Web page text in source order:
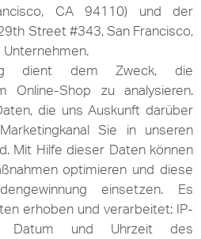
CA 94110) und der
Street #343, San Francisco,
dient dem Zweck, die
Online-Shop zu analysieren.
die uns Auskunft darüber
Sie in unseren
Mit Hilfe dieser Daten können
optimieren und diese
einsetzen. Es
erhoben und verarbeitet: IP-
Datum und Uhrzeit des